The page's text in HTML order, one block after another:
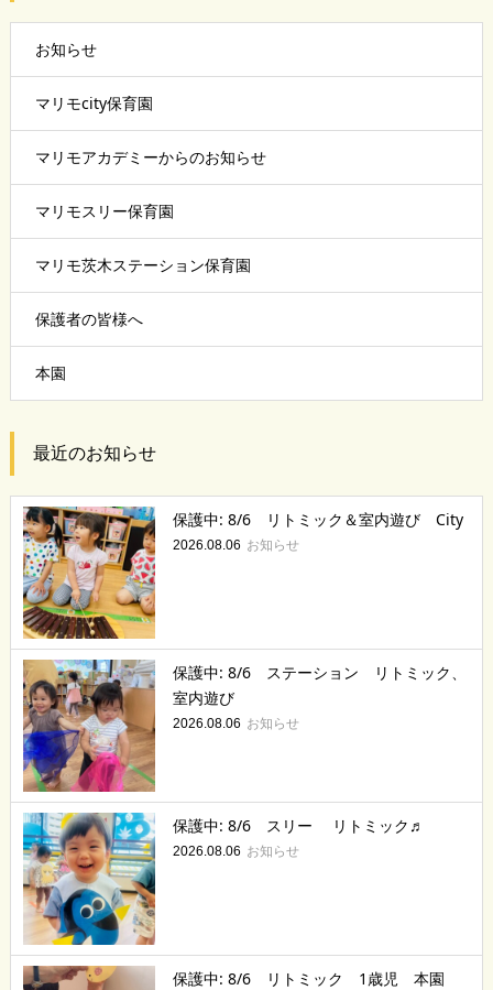
お知らせ
マリモcity保育園
マリモアカデミーからのお知らせ
マリモスリー保育園
マリモ茨木ステーション保育園
保護者の皆様へ
本園
最近のお知らせ
保護中: 8/6 リトミック＆室内遊び City
2026.08.06 お知らせ
保護中: 8/6 ステーション リトミック、
室内遊び
2026.08.06 お知らせ
保護中: 8/6 スリー リトミック♬
2026.08.06 お知らせ
保護中: 8/6 リトミック 1歳児 本園